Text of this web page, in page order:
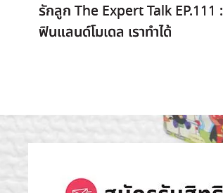
รักลูก The Expert Talk EP.111 :
ฟินแลนด์โมเดล เราทำได้